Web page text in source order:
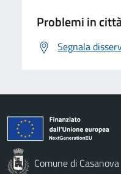
Problemi in
Segnala
Comune di